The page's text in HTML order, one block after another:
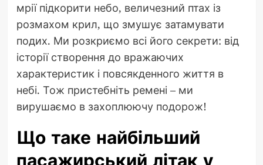
мрії підкорити небо, величезний птах із
розмахом крил, що змушує затамувати
подих. Ми розкриємо всі його секрети: від
історії створення до вражаючих
характеристик і повсякденного життя в
небі. Тож пристебніть ремені – ми
вирушаємо в захоплюючу подорож!
Що таке найбільший